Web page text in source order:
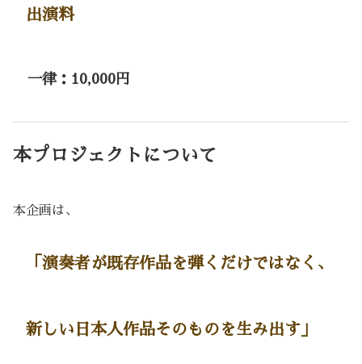
出演料
一律：10,000円
本プロジェクトについて
本企画は、
「演奏者が既存作品を弾くだけではなく、
新しい日本人作品そのものを生み出す」